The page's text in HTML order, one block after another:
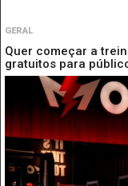
GERAL
Quer começar a
gratuitos para